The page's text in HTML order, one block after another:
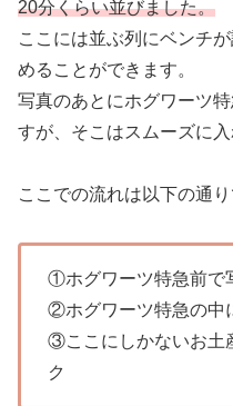
20分くらい並びました。
ここには並ぶ列にベンチ
めることができます。
写真のあとにホグワーツ
すが、そこはスムーズに入
ここでの流れは以下の通り
①ホグワーツ特急前で
②ホグワーツ特急の中
③ここにしかないお土
ク